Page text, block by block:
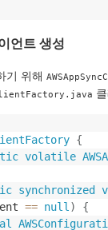
언트 생성
기 위해
{
volatile
synchronized
== null )
{